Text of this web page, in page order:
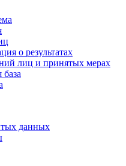
о результатах
лиц и принятых мерах
данных